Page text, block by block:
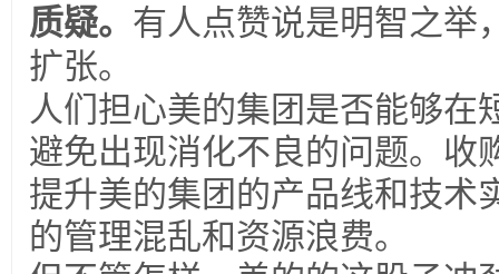
质疑。 有人点赞说是明智之举
扩张。
人们担心美的集团是否能够在
避免出现消化不良的问题。收
提升美的集团的产品线和技术
的管理混乱和资源浪费。